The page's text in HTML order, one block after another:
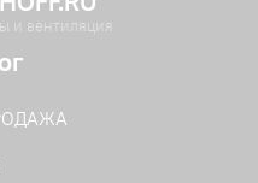
и вентиляция